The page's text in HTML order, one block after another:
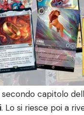
capitolo
. Lo si riesce poi a